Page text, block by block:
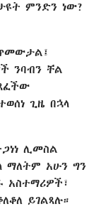
ምንድን ነው?
ንባብን ቸል
ጊዜ በኋላ
ሊመስል
ማለትም አሁን ግን
አስተማሪዎች፣
ይገልጻሉ።